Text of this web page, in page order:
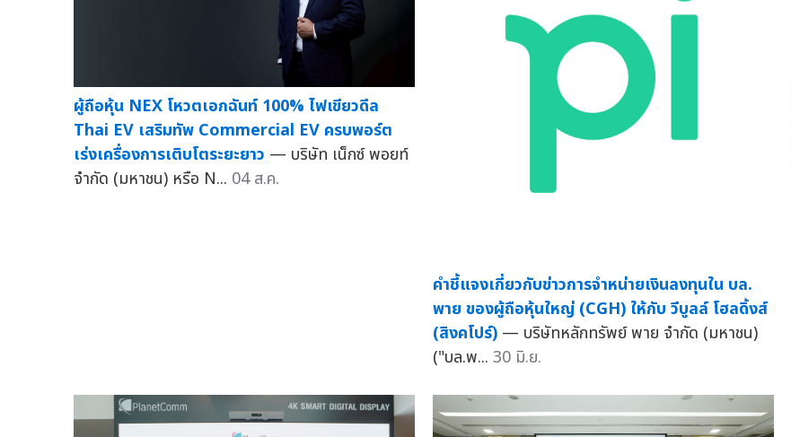
ผู้ถือหุ้น NEX โหวตเอกฉันท์ 100% ไฟเขียวดีล
Thai EV เสริมทัพ Commercial EV ครบพอร์ต
เร่งเครื่องการเติบโตระยะยาว — บริษัท เน็กซ์ พอยท์
จำกัด (มหาชน) หรือ N... 04 ส.ค.
คำชี้แจงเกี่ยวกับข่าวการจำหน่ายเงินลงทุนใน บล.
พาย ของผู้ถือหุ้นใหญ่ (CGH) ให้กับ วีบูลล์ โฮลดิ้งส์
(สิงคโปร์) — บริษัทหลักทรัพย์ พาย จำกัด (มหาชน)
("บล.พ... 30 มิ.ย.